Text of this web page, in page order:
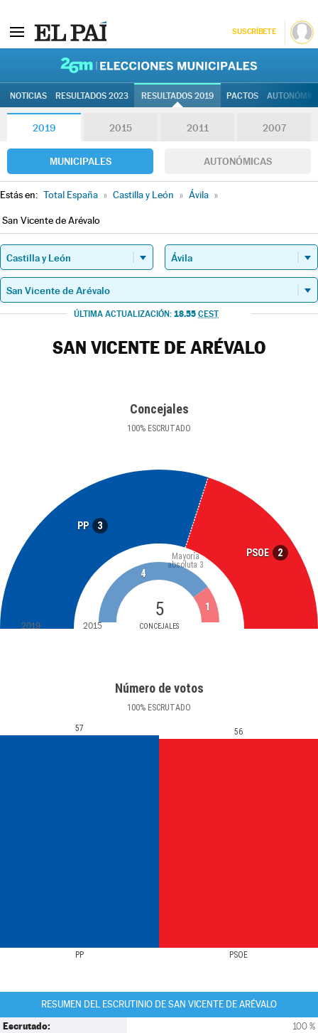
SUSCRÍBETE
NOTICIAS RESULTADOS 2023 RESULTADOS 2019 PACTOS
2019 2015 2011 2007
MUNICIPALES AUTONÓMICAS
Estás en: Total España » Castilla y León » Ávila »
San Vicente de Arévalo
ÚLTIMA ACTUALIZACIÓN: 18.55 CEST
SAN VICENTE DE ARÉVALO
Concejales
100% ESCRUTADO
PP 3
PSOE 2
5
CONCEJALES
Mayoría
absoluta 3
4
1
2019 2015
Número de votos
100% ESCRUTADO
PP PSOE
57 56
RESUMEN DEL ESCRUTINIO DE SAN VICENTE DE ARÉVALO
Escrutado: 100 %